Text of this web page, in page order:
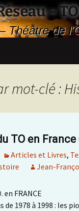
– TO
Théâtre de
mot-clé :
TO en
Articles et Livres,
Jean-
en FRANCE
de 1978 à 1998 : les